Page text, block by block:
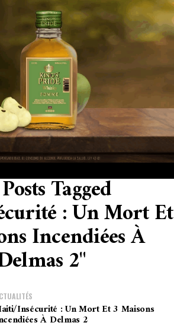
Tagged
: Un Mort Et
Incendiées À
2"
Insécurité : Un Mort Et 3 Maisons
À Delmas 2